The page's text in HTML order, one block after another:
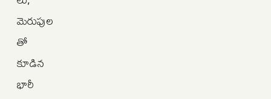
మెరుపుల
తో
కూడిన
భారీ